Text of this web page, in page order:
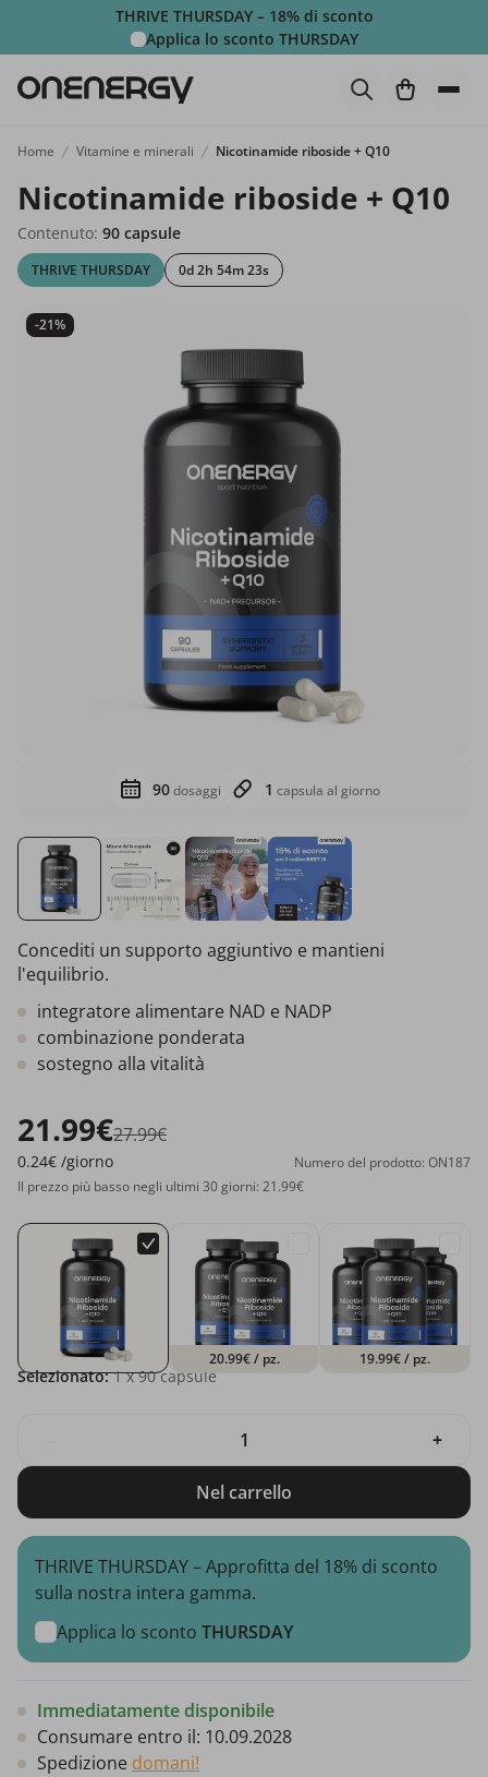
THRIVE THURSDAY – 18% di sconto
Applica lo sconto THURSDAY
Home Vitamine e minerali Nicotinamide riboside + Q10
Nicotinamide riboside + Q10
Contenuto: 90 capsule
THRIVE THURSDAY 0d 2h 54m 22s
-21%
90dosaggi 1 capsula al giorno
Concediti un supporto aggiuntivo e mantieni
l'equilibrio.
integratore alimentare NAD e NADP
combinazione ponderata
sostegno alla vitalità
21.99€27.99€
0.24€ /giorno
Numero del prodotto: ON187
Il prezzo più basso negli ultimi 30 giorni: 21.99€
20.99€/ pz. 19.99€/ pz.
Selezionato: 1x 90 capsule
+
Nel carrello
THRIVE THURSDAY – Approfitta del 18% di sconto
sulla nostra intera gamma.
Applica lo sconto THURSDAY
Immediatamente disponibile
Consumare entro il: 10.09.2028
Spedizione domani!